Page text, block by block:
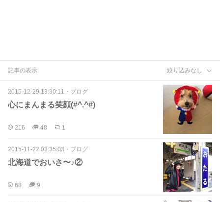
記事の表示 絞り込みなし
2015-12-29 13:30:11 ・ ブログ
心にまんまる笑顔(#^.^#)
216 48 1
2015-11-22 03:35:03 ・ ブログ
北海道でおいさ〜♪②
68 9